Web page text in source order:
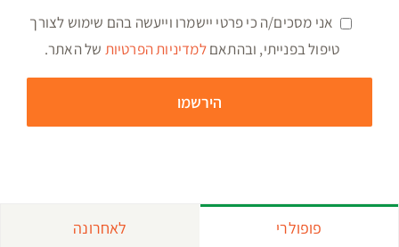
אני מסכים/ה כי פרטי יישמרו וייעשה בהם שימוש לצורך
טיפול בפנייתי, ובהתאםלמדיניות הפרטיות של האתר.
פופולרי לאחרונה